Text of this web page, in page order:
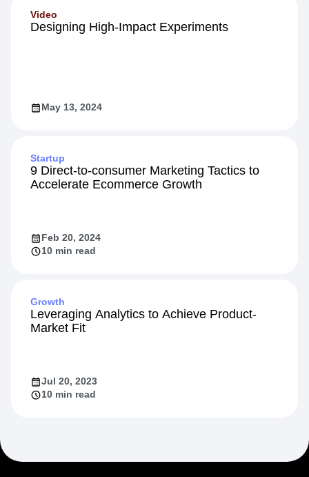
Video
Designing High-Impact Experiments
May 13, 2024
Startup
9 Direct-to-consumer Marketing Tactics to
Accelerate Ecommerce Growth
Feb 20, 2024
10 min read
Growth
Leveraging Analytics to Achieve Product-
Market Fit
Jul 20, 2023
10 min read